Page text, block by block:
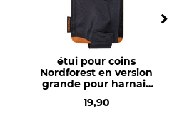
étui pour coins
Nordforest en version
grande pour harnais
19,90